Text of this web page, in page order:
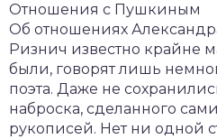
Отношения с Пушкиным
Об отношениях
Ризнич известно крайне
были, говорят лишь
поэта. Даже не
наброска, сделанного
рукописей. Нет ни одной